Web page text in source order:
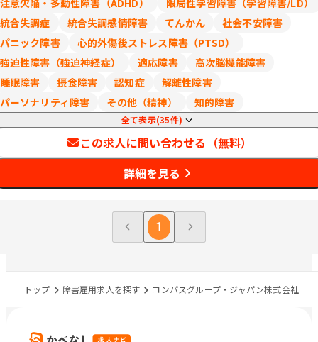
注意欠陥・多動性障害（ADHD）
限局性学習障害（学習障害/LD）
統合失調症
統合失調感情障害 てんかん
社会不安障害
パニック障害
心的外傷後ストレス障害（PTSD）
強迫性障害（強迫神経症）
適応障害
高次脳機能障害
睡眠障害
摂食障害 認知症
解離性障害
パーソナリティ障害
その他（精神） 知的障害
全て表示(35件)
この求人に問い合わせる（無料）
詳細を見る
1
トップ 障害雇用求人を探す コンパスグループ・ジャパン株式会社